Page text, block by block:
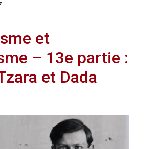
et
– 13e partie :
et Dada